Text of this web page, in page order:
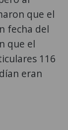
que el
fecha del
que el
116
eran